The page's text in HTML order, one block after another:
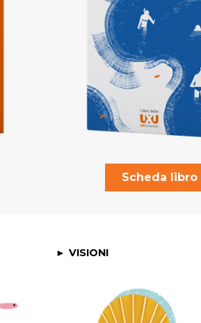
Scheda libro
VISIONI